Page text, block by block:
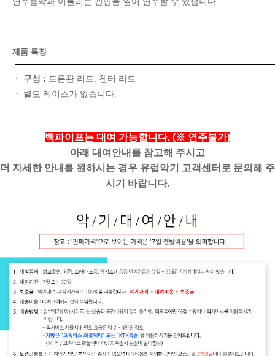
제품 특징
ㆍ 구성 : 드론관 리드, 첸터 리드
ㆍ 별도 케이스가 없습니다.
백파이프는 대여 가능합니다. (※ 연주불가)
아래 대여안내를 참고해 주시고
더 자세한 안내를 원하시는 경우 유럽악기 고객센터로 문의해 주
시기 바랍니다.